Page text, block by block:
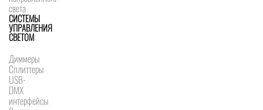
света
СИСТЕМЫ
УПРАВЛЕНИЯ
СВЕТОМ
Диммеры
Сплиттеры
USB-
DMX
интерфейсы